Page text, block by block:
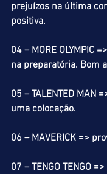
prejuízos na última
positiva.
04 – MORE OLYMPIC
na preparatória. Bom
05 – TALENTED MAN
uma colocação.
06 – MAVERICK =>
07 – TENGO TENGO